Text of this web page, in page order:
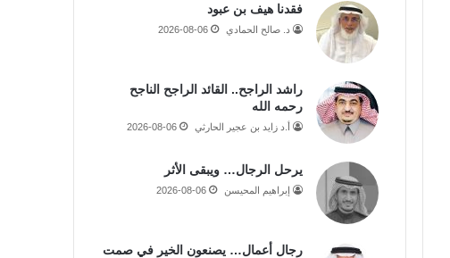
فقدنا هيف بن عبود
د. صالح الحمادي 2026-08-06
راشد الراجح.. القائد الراجح الناجح
رحمه الله
أ.د زايد بن عجير الحارثي 2026-08-06
يرحل الرجال… ويبقى الأثر
إبراهيم المحيسن 2026-08-06
رجال أعمال… يصنعون الخير في صمت